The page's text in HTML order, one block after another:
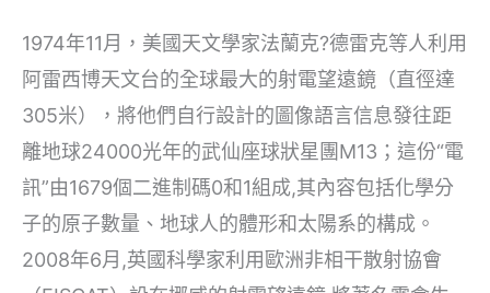
1974年11月，美國天文學家法蘭克?德雷克等人利用
阿雷西博天文台的全球最大的射電望遠鏡（直徑達
305米），將他們自行設計的圖像語言信息發往距
離地球24000光年的武仙座球狀星團M13；這份“電
訊”由1679個二進制碼0和1組成,其內容包括化學分
子的原子數量、地球人的體形和太陽系的構成。
2008年6月,英國科學家利用歐洲非相干散射協會